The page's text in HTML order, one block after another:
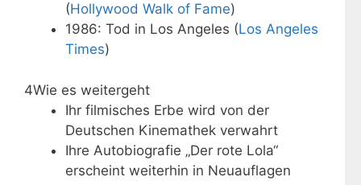
(Hollywood Walk of Fame)
1986: Tod in Los Angeles (Los Angeles
Times)
4Wie es weitergeht
Ihr filmisches Erbe wird von der
Deutschen Kinemathek verwahrt
Ihre Autobiografie „Der rote Lola“
erscheint weiterhin in Neuauflagen